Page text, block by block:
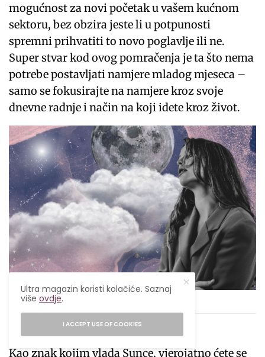
mogućnost za novi početak u vašem kućnom
sektoru, bez obzira jeste li u potpunosti
spremni prihvatiti to novo poglavlje ili ne.
Super stvar kod ovog pomračenja je ta što nema
potrebe postavljati namjere mladog mjeseca –
samo se fokusirajte na namjere kroz svoje
dnevne radnje i način na koji idete kroz život.
Ultra magazin
Lav
Kao znak kojim vlada Sunce, vjerojatno ćete se
Ultra magazin koristi kolačiće. Saznaj
višeovdje.
I ACCEPT USE OF COOKIES